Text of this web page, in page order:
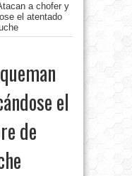
a chofer y
el atentado
el
de